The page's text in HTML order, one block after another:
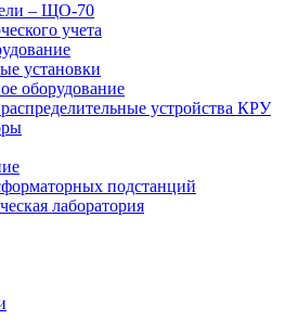
– ЩО-70
учета
установки
оборудование
устройства КРУ
подстанций
лаборатория